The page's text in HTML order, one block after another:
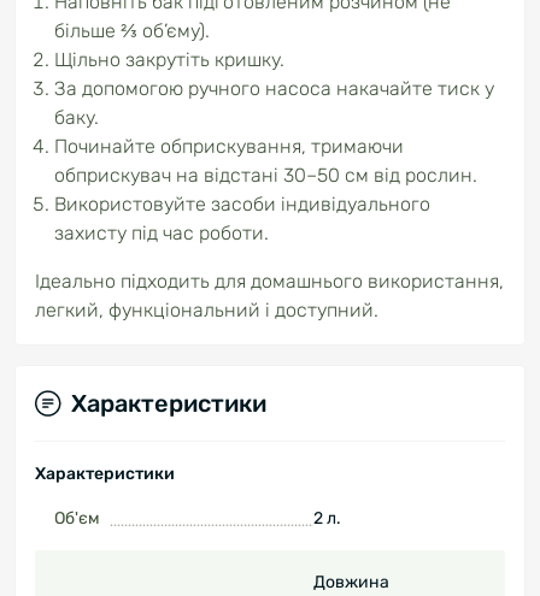
більше ⅔ об’єму).
Щільно закрутіть кришку.
За допомогою ручного насоса накачайте тиск у
баку.
Починайте обприскування, тримаючи
обприскувач на відстані 30–50 см від рослин.
Використовуйте засоби індивідуального
захисту під час роботи.
Ідеально підходить для домашнього використання,
легкий, функціональний і доступний.
Характеристики
Характеристики
Об'єм 2 л.
Довжина